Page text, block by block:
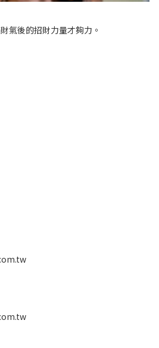
氣後的招財力量才夠力。